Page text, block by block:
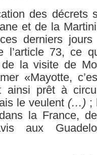
des décrets
et de la
derniers
l’article 73, ce
la visite de
«Mayotte,
ainsi prêt à
le veulent (…) ;
la France,
aux